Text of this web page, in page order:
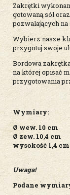
Zakrętki
gotowaną sól
pozwalających
Wybierz nasze
przygotuj swoje
Bordowa
na której opisać
przygotowania
Wymiary:
Ø wew. 10 cm
Ø zew. 10,4 cm
wysokość 1,4 cm
Uwaga!
Podane